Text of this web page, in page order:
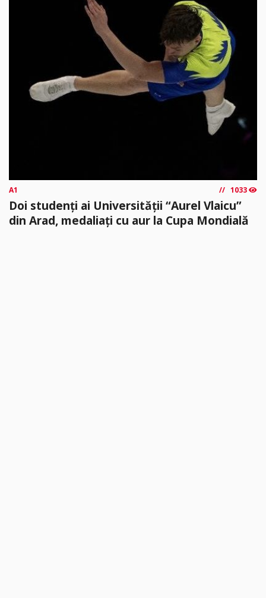
A1 1033
Doi studenți ai Universității “Aurel Vlaicu”
din Arad, medaliați cu aur la Cupa Mondială